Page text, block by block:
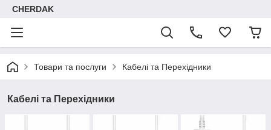
CHERDAK
Товари та послуги Кабелі та Перехідники
Кабелі та Перехідники